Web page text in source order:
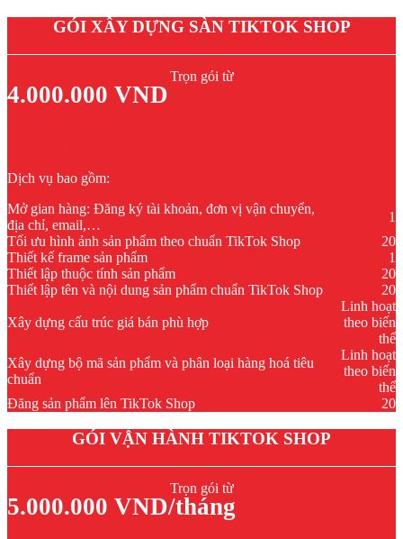
GÓI XÂY DỰNG SÀN TIKTOK SHOP
Trọn gói từ
4.000.000 VND
Dịch vụ bao gồm:
Mở gian hàng: Đăng ký tài khoản, đơn vị vận chuyển,
địa chỉ, email,…
1
Tối ưu hình ảnh sản phẩm theo chuẩn TikTok Shop
20
Thiết kế frame sản phẩm
1
Thiết lập thuộc tính sản phẩm
20
Thiết lập tên và nội dung sản phẩm chuẩn TikTok Shop
20
Xây dựng cấu trúc giá bán phù hợp
Linh hoạt
theo biến
thể
Xây dựng bộ mã sản phẩm và phân loại hàng hoá tiêu
chuẩn
Linh hoạt
theo biến
thể
Đăng sản phẩm lên TikTok Shop
20
GÓI VẬN HÀNH TIKTOK SHOP
Trọn gói từ
5.000.000 VND/tháng